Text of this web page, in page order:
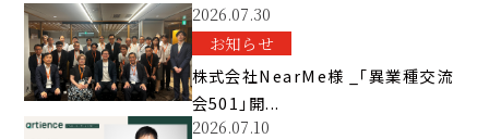
2026.07.30
お知らせ
株式会社NearMe様 _「異業種交流
会501」開...
2026.07.10